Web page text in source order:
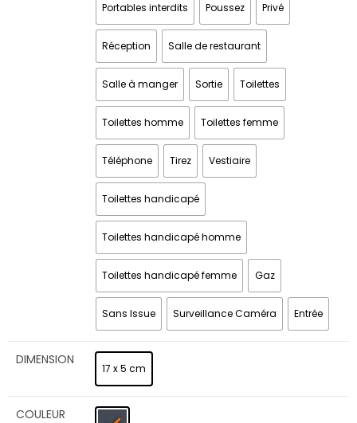
Portables interdits Poussez Privé
Réception Salle de restaurant
Salle à manger Sortie Toilettes
Toilettes homme Toilettes femme
Téléphone Tirez Vestiaire
Toilettes handicapé
Toilettes handicapé homme
Toilettes handicapé femme Gaz
Sans Issue Surveillance Caméra Entrée
DIMENSION
17 x 5 cm
COULEUR